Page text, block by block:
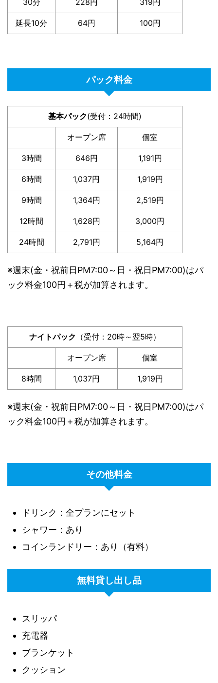
30分 228円 319円
延長10分 64円 100円
パック料金
基本パック(受付：24時間)
オープン席 個室
3時間 646円 1,191円
6時間 1,037円 1,919円
9時間 1,364円 2,519円
12時間 1,628円 3,000円
24時間 2,791円 5,164円
※週末(金・祝前日PM7:00～日・祝日PM7:00)はパ
ック料金100円＋税が加算されます。
ナイトパック （受付：20時～翌5時）
オープン席 個室
8時間 1,037円 1,919円
※週末(金・祝前日PM7:00～日・祝日PM7:00)はパ
ック料金100円＋税が加算されます。
その他料金
ドリンク：全プランにセット
シャワー：あり
コインランドリー：あり（有料）
無料貸し出し品
スリッパ
充電器
ブランケット
クッション